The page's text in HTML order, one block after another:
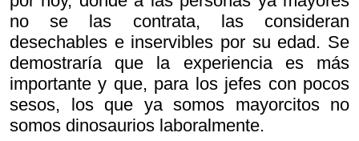
no se las contrata, las consideran
desechables e inservibles por su edad. Se
demostraría que la experiencia es más
importante y que, para los jefes con pocos
sesos, los que ya somos mayorcitos no
somos dinosaurios laboralmente.